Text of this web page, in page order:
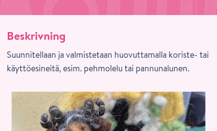
Beskrivning
Suunnitellaan ja valmistetaan huovuttamalla koriste- tai
käyttöesineitä, esim. pehmolelu tai pannunalunen.